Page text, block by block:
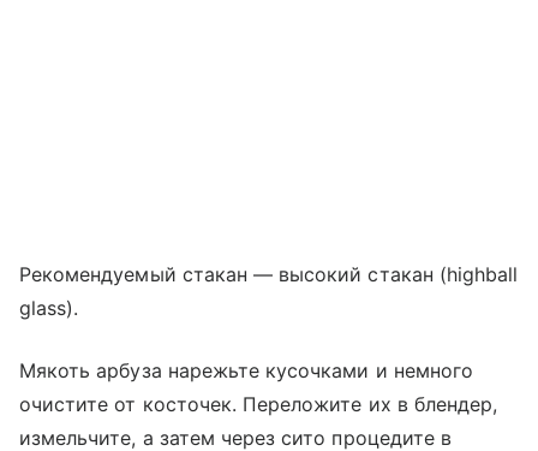
Рекомендуемый стакан — высокий стакан (highball
glass).
Мякоть арбуза нарежьте кусочками и немного
очистите от косточек. Переложите их в блендер,
измельчите, а затем через сито процедите в